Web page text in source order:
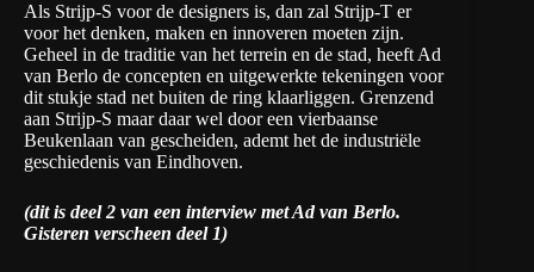
Als Strijp-S voor de designers is, dan zal Strijp-T er
voor het denken, maken en innoveren moeten zijn.
Geheel in de traditie van het terrein en de stad, heeft Ad
van Berlo de concepten en uitgewerkte tekeningen voor
dit stukje stad net buiten de ring klaarliggen. Grenzend
aan Strijp-S maar daar wel door een vierbaanse
Beukenlaan van gescheiden, ademt het de industriële
geschiedenis van Eindhoven.
(dit is deel 2 van een interview met Ad van Berlo.
Gisteren verscheen deel 1)